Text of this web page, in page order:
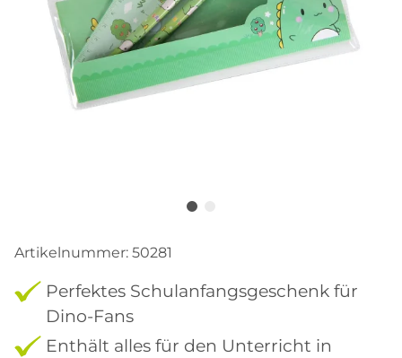
Artikelnummer: 50281
Perfektes Schulanfangsgeschenk für
Dino-Fans
Enthält alles für den Unterricht in